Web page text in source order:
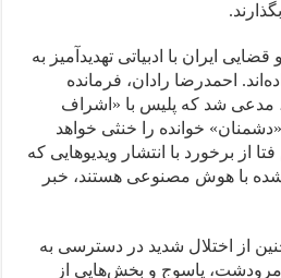
ایران با ادبیاتی تهدیدآمیز به
احمدرضا رادان، فرمانده
مدعی شد که پلیس با «اشراف
خوانده را خنثی خواهد
از برخورد با انتشار ویدیوهایی که
با هوش مصنوعی هستند، خبر
از اختلال شدید در دسترسی به
مرودشت، یاسوج و بخش‌هایی از